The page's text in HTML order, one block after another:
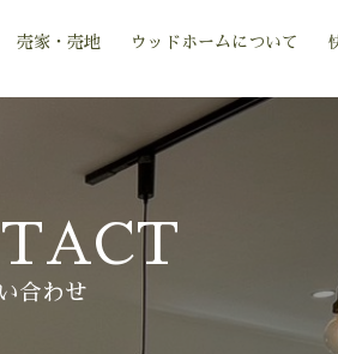
売家・売地 ウッドホームについて
合わせ